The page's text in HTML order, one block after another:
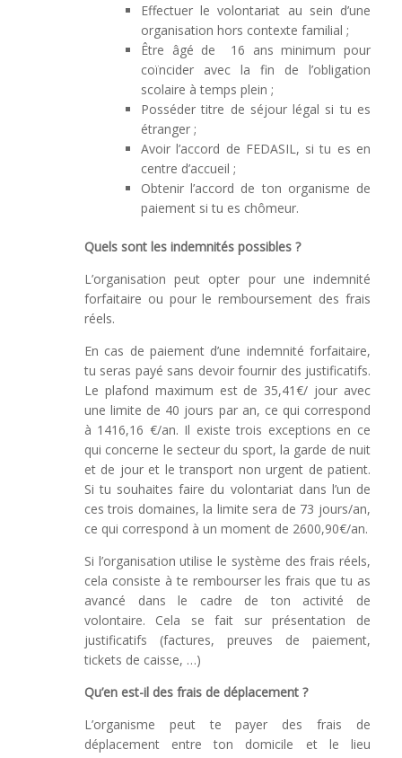
Effectuer le volontariat au sein d’une
organisation hors contexte familial ;
Être âgé de 16 ans minimum pour
coïncider avec la fin de l’obligation
scolaire à temps plein ;
Posséder titre de séjour légal si tu es
étranger ;
Avoir l’accord de FEDASIL, si tu es en
centre d’accueil ;
Obtenir l’accord de ton organisme de
paiement si tu es chômeur.
Quels sont les indemnités possibles ?
L’organisation peut opter pour une indemnité
forfaitaire ou pour le remboursement des frais
réels.
En cas de paiement d’une indemnité forfaitaire,
tu seras payé sans devoir fournir des justificatifs.
Le plafond maximum est de 35,41€/ jour avec
une limite de 40 jours par an, ce qui correspond
à 1416,16 €/an. Il existe trois exceptions en ce
qui concerne le secteur du sport, la garde de nuit
et de jour et le transport non urgent de patient.
Si tu souhaites faire du volontariat dans l’un de
ces trois domaines, la limite sera de 73 jours/an,
ce qui correspond à un moment de 2600,90€/an.
Si l’organisation utilise le système des frais réels,
cela consiste à te rembourser les frais que tu as
avancé dans le cadre de ton activité de
volontaire. Cela se fait sur présentation de
justificatifs (factures, preuves de paiement,
tickets de caisse, …)
Qu’en est-il des frais de déplacement ?
L’organisme peut te payer des frais de
déplacement entre ton domicile et le lieu